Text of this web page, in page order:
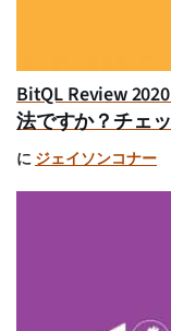
BitQL Review
法ですか？チェ
に ジェイソンコナー